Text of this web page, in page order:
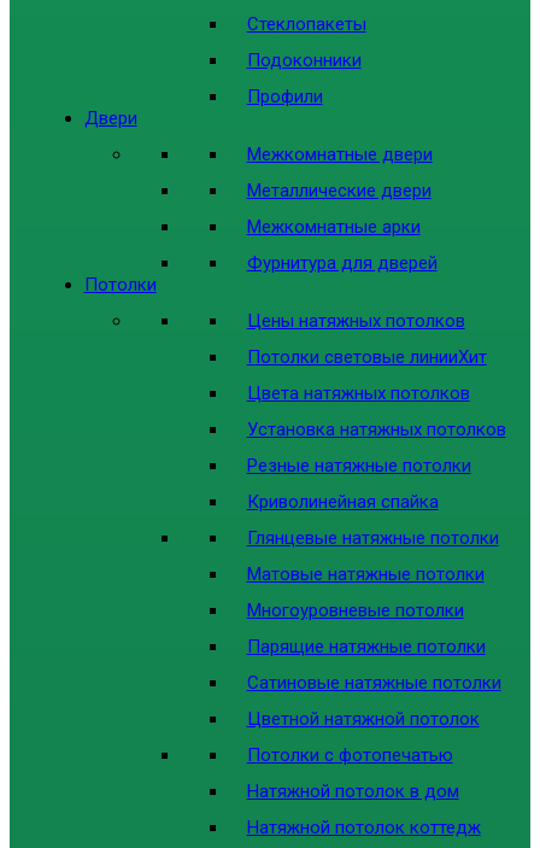
Стеклопакеты
Подоконники
Профили
Двери
Межкомнатные двери
Металлические двери
Межкомнатные арки
Фурнитура для дверей
Потолки
Цены натяжных потолков
Потолки световые линииХит
Цвета натяжных потолков
Установка натяжных потолков
Резные натяжные потолки
Криволинейная спайка
Глянцевые натяжные потолки
Матовые натяжные потолки
Многоуровневые потолки
Парящие натяжные потолки
Сатиновые натяжные потолки
Цветной натяжной потолок
Потолки с фотопечатью
Натяжной потолок в дом
Натяжной потолок коттедж